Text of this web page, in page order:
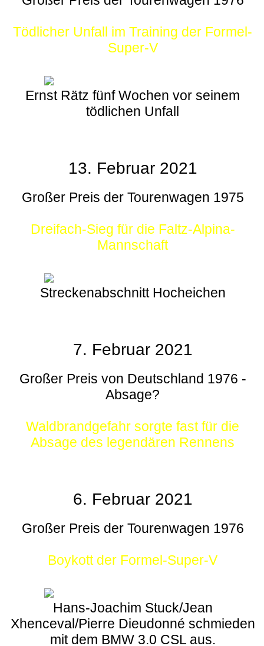
Tödlicher Unfall im Training der Formel-
Super-V
Ernst Rätz fünf Wochen vor seinem
tödlichen Unfall
13. Februar 2021
Großer Preis der Tourenwagen 1975
Dreifach-Sieg für die Faltz-Alpina-
Mannschaft
Streckenabschnitt Hocheichen
7. Februar 2021
Großer Preis von Deutschland 1976 -
Absage?
Waldbrandgefahr sorgte fast für die
Absage des legendären Rennens
6. Februar 2021
Großer Preis der Tourenwagen 1976
Boykott der Formel-Super-V
Hans-Joachim Stuck/Jean
Xhenceval/Pierre Dieudonné schmieden
mit dem BMW 3.0 CSL aus.